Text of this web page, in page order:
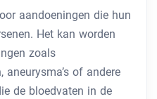
aandoeningen die hun
Het kan worden
zoals
aneurysma’s of andere
de bloedvaten in de